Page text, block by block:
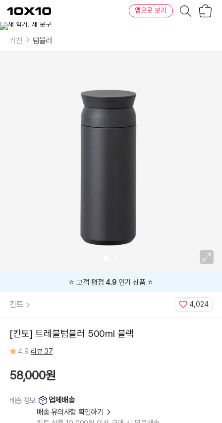
텐
바
텐
앱으로 보기
키친 텀블러
⭐️ 고객 평점4.9인기 상품 ⭐️
킨토 4,024
[킨토] 트레블텀블러 500ml 블랙
4.9 리뷰 37
58,000원
배송 정보
업체배송
배송 유의사항 확인하기